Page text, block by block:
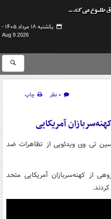
یکشنبه ۱۸ مرداد ۱۴۰۵ -
Aug 9 2026
۰ نظر
چاپ
آمریکایی
تی وی ویدئویی از تظاهرات ضد
از کهنه‌سربازان آمریکایی متحد